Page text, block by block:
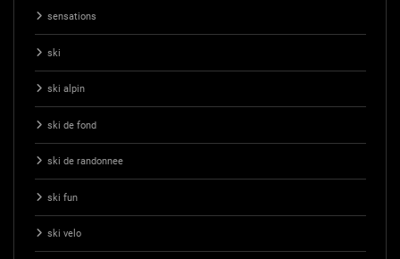
sensations
ski
ski alpin
ski de fond
ski de randonnee
ski fun
ski velo